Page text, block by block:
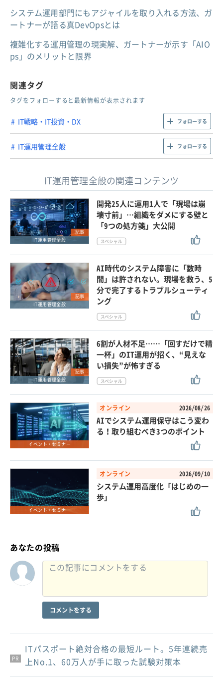
システム運用部門にもアジャイルを取り入れる方法、ガ
ートナーが語る真DevOpsとは
複雑化する運用管理の現実解、ガートナーが示す「AIO
ps」のメリットと限界
関連タグ
タグをフォローすると最新情報が表示されます
IT戦略・IT投資・DX フォローする
IT運用管理全般 フォローする
IT運用管理全般の関連コンテンツ
記事
IT運用管理全般
開発25人に運用1人で「現場は崩
壊寸前」…組織をダメにする壁と
「9つの処方箋」大公開
記事
IT運用管理全般
AI時代のシステム障害に「数時
間」は許されない。現場を救う、5
分で完了するトラブルシューティ
ング
記事
IT運用管理全般
6割が人材不足……「回すだけで精
一杯」のIT運用が招く、“見えな
い損失”が怖すぎる
イベント・セミナー
オンライン 2026/08/26
AIでシステム運用保守はこう変わ
る！取り組むべき3つのポイント
イベント・セミナー
オンライン 2026/09/10
システム運用高度化「はじめの一
歩」
あなたの投稿
コメントをする
PR
PR
PR
ITパスポート絶対合格の最短ルート。5年連続売
上No.1、60万人が手に取った試験対策本